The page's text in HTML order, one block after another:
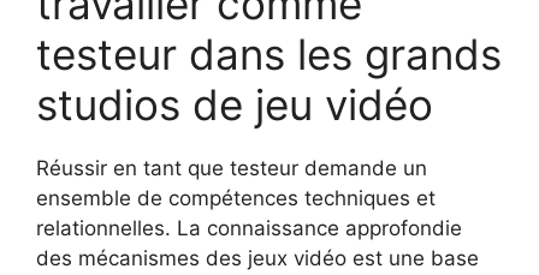
testeur dans les grands
studios de jeu vidéo
Réussir en tant que testeur demande un
ensemble de compétences techniques et
relationnelles. La connaissance approfondie
des mécanismes des jeux vidéo est une base